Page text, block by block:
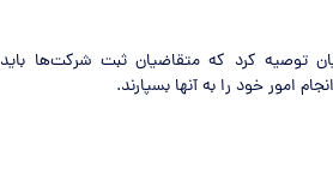
توصیه کرد که متقاضیان ثبت شرکت‌ها
امور خود را به آنها بسپارند.